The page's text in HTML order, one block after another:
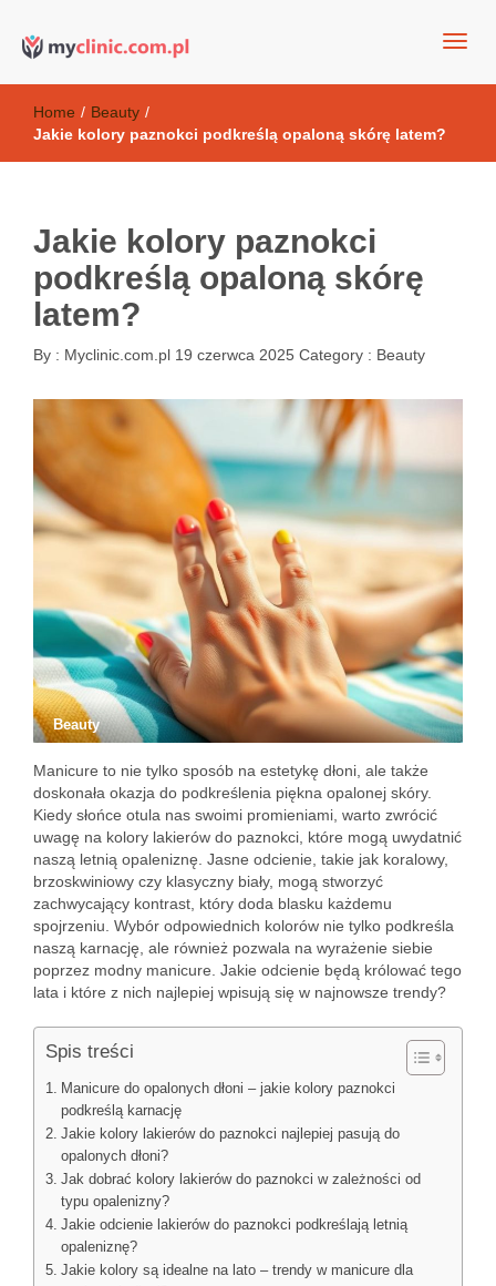
Kosmetyki antyoksydacyjne
Home / Beauty /
Jakie kolory paznokci podkreślą opaloną skórę latem?
Jakie kolory paznokci
podkreślą opaloną skórę
latem?
By : Myclinic.com.pl 19 czerwca 2025 Category : Beauty
Beauty
Manicure to nie tylko sposób na estetykę dłoni, ale także
doskonała okazja do podkreślenia piękna opalonej skóry.
Kiedy słońce otula nas swoimi promieniami, warto zwrócić
uwagę na kolory lakierów do paznokci, które mogą uwydatnić
naszą letnią opaleniznę. Jasne odcienie, takie jak koralowy,
brzoskwiniowy czy klasyczny biały, mogą stworzyć
zachwycający kontrast, który doda blasku każdemu
spojrzeniu. Wybór odpowiednich kolorów nie tylko podkreśla
naszą karnację, ale również pozwala na wyrażenie siebie
poprzez modny manicure. Jakie odcienie będą królować tego
lata i które z nich najlepiej wpisują się w najnowsze trendy?
Spis treści
Manicure do opalonych dłoni – jakie kolory paznokci
podkreślą karnację
Jakie kolory lakierów do paznokci najlepiej pasują do
opalonych dłoni?
Jak dobrać kolory lakierów do paznokci w zależności od
typu opalenizny?
Jakie odcienie lakierów do paznokci podkreślają letnią
opaleniznę?
Jakie kolory są idealne na lato – trendy w manicure dla